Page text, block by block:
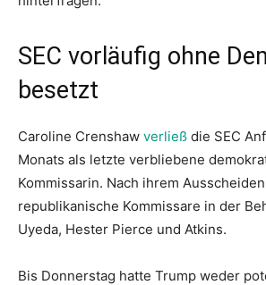
SEC vorläufig ohne
besetzt
Caroline Crenshaw verließ die SEC
Monats als letzte verbliebene
Kommissarin. Nach ihrem
republikanische Kommissare in der
Uyeda, Hester Pierce und Atkins.
Bis Donnerstag hatte Trump weder